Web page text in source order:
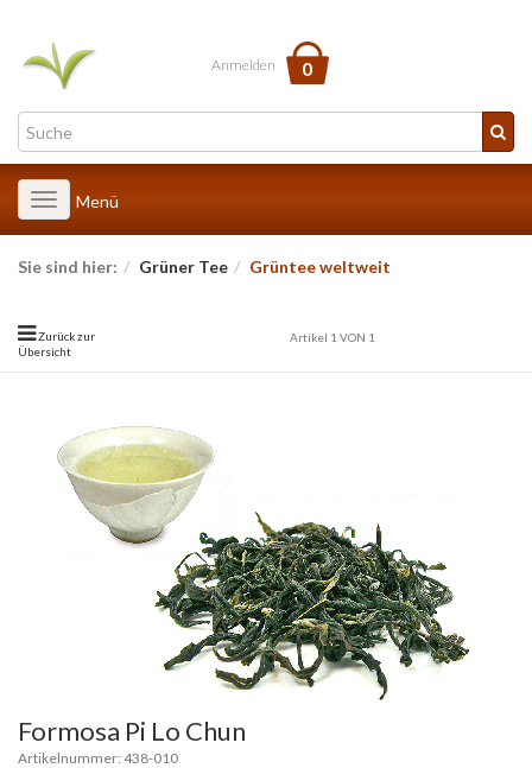
Anmelden 0
Toggle
navigation
Menü
Sie sind hier: Grüner Tee Grüntee weltweit
Zurück zur
Übersicht
Artikel 1 VON 1
Formosa Pi Lo Chun
Artikelnummer: 438-010